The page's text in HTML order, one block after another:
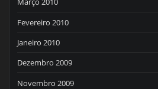
Fevereiro 2010
Janeiro 2010
Dezembro 2009
Novembro 2009